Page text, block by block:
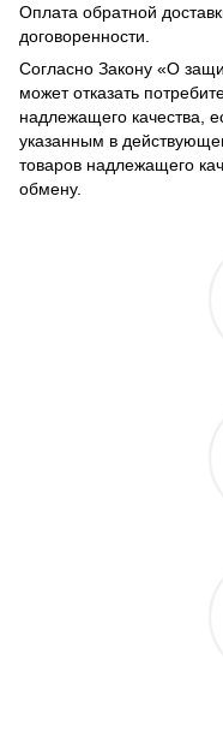
Оплата обратной
договоренности.
Согласно Закону «О
может отказать
надлежащего качества,
указанным в
товаров надлежащего
обмену.